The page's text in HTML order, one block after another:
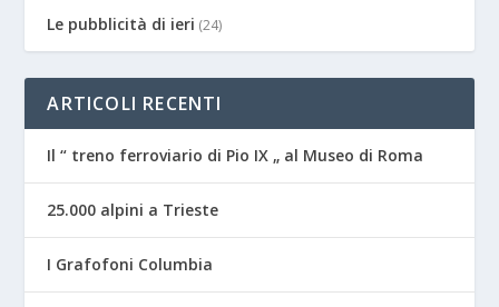
Le pubblicità di ieri (24)
ARTICOLI RECENTI
Il “ treno ferroviario di Pio IX „ al Museo di Roma
25.000 alpini a Trieste
I Grafofoni Columbia